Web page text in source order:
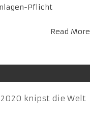
Pflicht
Read More
knipst die Welt